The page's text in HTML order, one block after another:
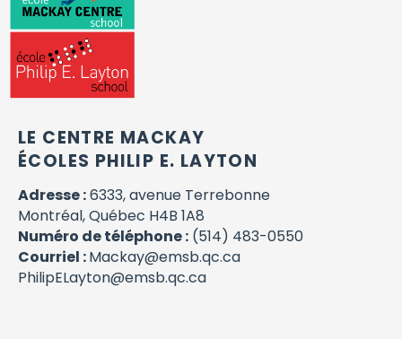
LE CENTRE MACKAY
ÉCOLES PHILIP E. LAYTON
Adresse :6333, avenue Terrebonne
Montréal, Québec H4B 1A8
Numéro de téléphone : (514) 483-0550
Courriel :Mackay@emsb.qc.ca
PhilipELayton@emsb.qc.ca